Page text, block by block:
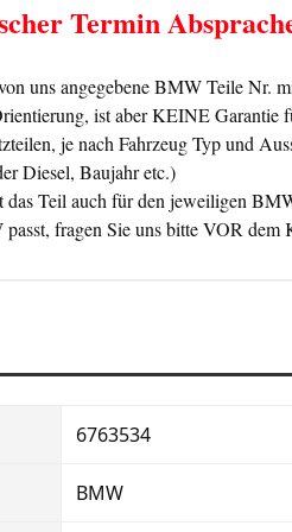
Termin
uns angegebene BMW Teile Nr.
ist aber KEINE Garantie
je nach Fahrzeug Typ und
Diesel, Baujahr etc.)
Teil auch für den jeweiligen
fragen Sie uns bitte VOR dem
6763534
BMW